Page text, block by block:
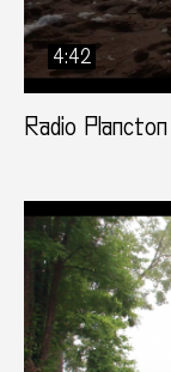
4:42
Radio